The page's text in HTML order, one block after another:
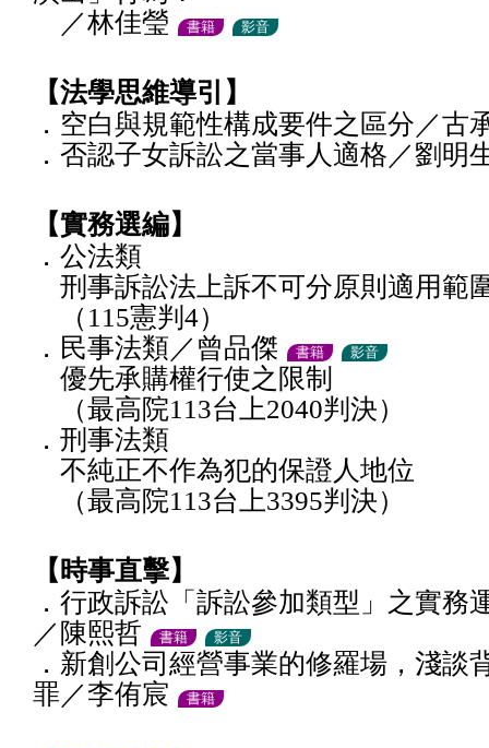
／林佳瑩
書籍 影音
【法學思維導引】
．空白與規範性構成要件之區分／古
．否認子女訴訟之當事人適格／劉明
【實務選編】
．公法類
刑事訴訟法上訴不可分原則適用範
（115憲判4）
．民事法類／曾品傑
書籍 影音
優先承購權行使之限制
（最高院113台上2040判決）
．刑事法類
不純正不作為犯的保證人地位
（最高院113台上3395判決）
【時事直擊】
．行政訴訟「訴訟參加類型」之實務
／陳熙哲
書籍 影音
．新創公司經營事業的修羅場，淺談
罪／李侑宸
書籍